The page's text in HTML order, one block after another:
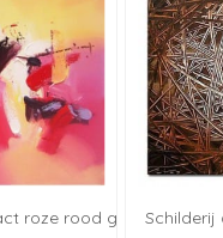
roze rood geel Schilderij